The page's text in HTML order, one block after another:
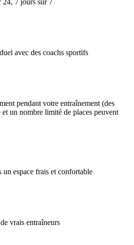
24, 7 jours sur 7
avec des coachs sportifs
pendant votre entraînement (des
et un nombre limité de places peuvent
un espace frais et confortable
vrais entraîneurs